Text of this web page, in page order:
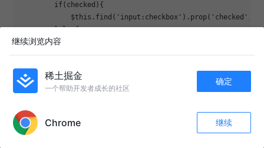
        if(checked){
        }else{
        }
    }).on('addCheckbox',function(){
        var $this = $(this);
        if($this.data('state')){
        }else{
            $this.append('
214
继续浏览内容
稀土掘金
一个帮助开发者成长的社区
确定
Chrome 继续